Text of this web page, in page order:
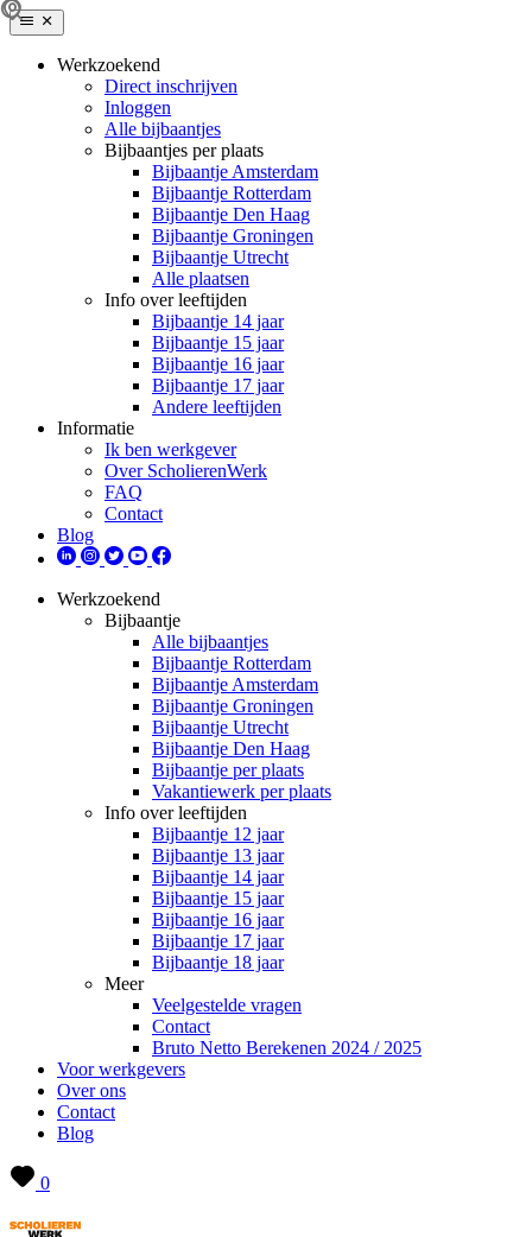
Werkzoekend
Direct inschrijven
Inloggen
Alle bijbaantjes
Bijbaantjes per plaats
Bijbaantje Amsterdam
Bijbaantje Rotterdam
Bijbaantje Den Haag
Bijbaantje Groningen
Bijbaantje Utrecht
Alle plaatsen
Info over leeftijden
Bijbaantje 14 jaar
Bijbaantje 15 jaar
Bijbaantje 16 jaar
Bijbaantje 17 jaar
Andere leeftijden
Informatie
Ik ben werkgever
Over ScholierenWerk
FAQ
Contact
Blog
Werkzoekend
Bijbaantje
Alle bijbaantjes
Bijbaantje Rotterdam
Bijbaantje Amsterdam
Bijbaantje Groningen
Bijbaantje Utrecht
Bijbaantje Den Haag
Bijbaantje per plaats
Vakantiewerk per plaats
Info over leeftijden
Bijbaantje 12 jaar
Bijbaantje 13 jaar
Bijbaantje 14 jaar
Bijbaantje 15 jaar
Bijbaantje 16 jaar
Bijbaantje 17 jaar
Bijbaantje 18 jaar
Meer
Veelgestelde vragen
Contact
Bruto Netto Berekenen 2024 / 2025
Voor werkgevers
Over ons
Contact
Blog
0